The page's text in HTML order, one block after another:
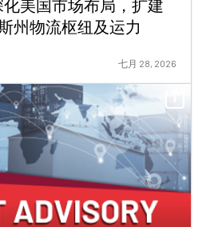
化美国市场布局，扩建
州物流枢纽及运力
七月 28, 2026